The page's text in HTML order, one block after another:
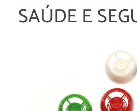
SAÚDE E